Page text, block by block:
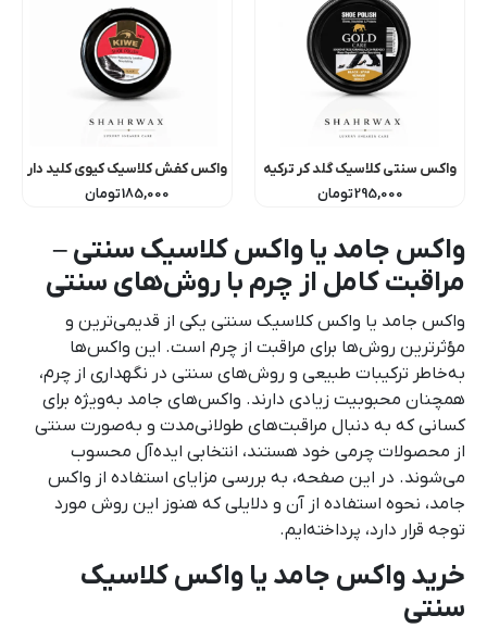
واکس سنتی کلاسیک گلد کر ترکیه
295,000تومان
واکس کفش کلاسیک کیوی کلید دار
– بدون بو
185,000تومان
واکس جامد یا واکس کلاسیک سنتی –
مراقبت کامل از چرم با روش‌های سنتی
واکس جامد یا واکس کلاسیک سنتی یکی از قدیمی‌ترین و
مؤثرترین روش‌ها برای مراقبت از چرم است. این واکس‌ها
به‌خاطر ترکیبات طبیعی و روش‌های سنتی در نگهداری از چرم،
همچنان محبوبیت زیادی دارند. واکس‌های جامد به‌ویژه برای
کسانی که به دنبال مراقبت‌های طولانی‌مدت و به‌صورت سنتی
از محصولات چرمی خود هستند، انتخابی ایده‌آل محسوب
می‌شوند. در این صفحه، به بررسی مزایای استفاده از واکس
جامد، نحوه استفاده از آن و دلایلی که هنوز این روش مورد
توجه قرار دارد، پرداخته‌ایم.
خرید واکس جامد یا واکس کلاسیک
سنتی